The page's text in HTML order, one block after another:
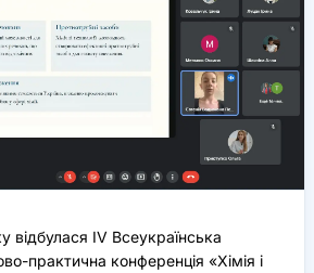
відбулася ІV Всеукраїнська
практична конференція «Хімія і